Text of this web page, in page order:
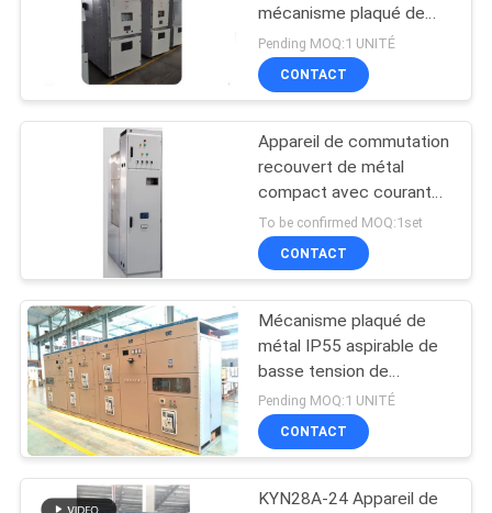
NOUS
VISITE
D'USINE
CONTRÔLE
QUALITÉ
CONTACTEZ-
NOUS
NOUVELLES
mécanisme plaqué de
métal électrique de
sécurité
Pending MOQ:1 UNITÉ
CONTACT
Appareil de commutation
recouvert de métal
compact avec courant
nominal de
630/1250/1600/2000/2500A
To be confirmed MOQ:1set
CONTACT
Mécanisme plaqué de
métal IP55 aspirable de
basse tension de
GCS/GCK
Pending MOQ:1 UNITÉ
CONTACT
KYN28A-24 Appareil de